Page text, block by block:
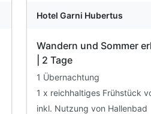
Hotel Garni Hubertus
Wandern und Sommer
| 2 Tage
1 Übernachtung
1 x reichhaltiges Frühstück
inkl. Nutzung von Hallenbad